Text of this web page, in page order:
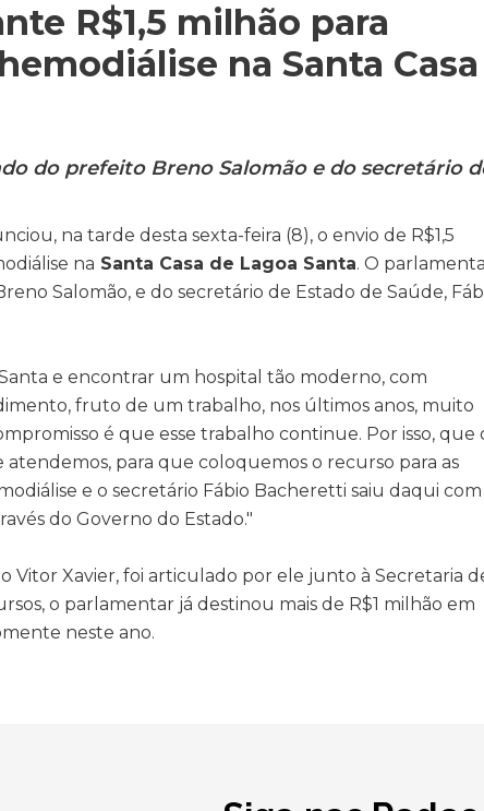
R$1,5 milhão para
na Santa Casa
do prefeito Breno Salomão e do secretário
na tarde desta sexta-feira (8), o envio de R$1,5
na Santa Casa de Lagoa Santa. O
Salomão, e do secretário de Estado de Saúde,
e encontrar um hospital tão moderno, com
fruto de um trabalho, nos últimos anos, muito
é que esse trabalho continue. Por isso, que
para que coloquemos o recurso para as
e o secretário Fábio Bacheretti saiu daqui com
do Governo do Estado."
Vitor Xavier, foi articulado por ele junto à Secretaria
o parlamentar já destinou mais de R$1 milhão em
neste ano.